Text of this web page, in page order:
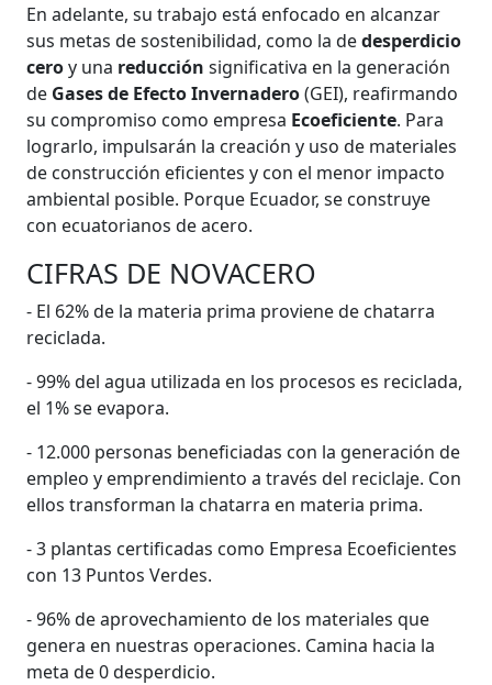
En adelante, su trabajo está enfocado en alcanzar
sus metas de sostenibilidad, como la dedesperdicio
ceroy una reducciónsignificativa en la generación
de Gases de Efecto Invernadero(GEI), reafirmando
su compromiso como empresa Ecoeficiente. Para
lograrlo, impulsarán la creación y uso de materiales
de construcción eficientes y con el menor impacto
ambiental posible. Porque Ecuador, se construye
con ecuatorianos de acero.
CIFRAS DE NOVACERO
- El 62% de la materia prima proviene de chatarra
reciclada.
- 99% del agua utilizada en los procesos es reciclada,
el 1% se evapora.
- 12.000 personas beneficiadas con la generación de
empleo y emprendimiento a través del reciclaje. Con
ellos transforman la chatarra en materia prima.
- 3 plantas certificadas como Empresa Ecoeficientes
con 13 Puntos Verdes.
- 96% de aprovechamiento de los materiales que
genera en nuestras operaciones. Camina hacia la
meta de 0 desperdicio.